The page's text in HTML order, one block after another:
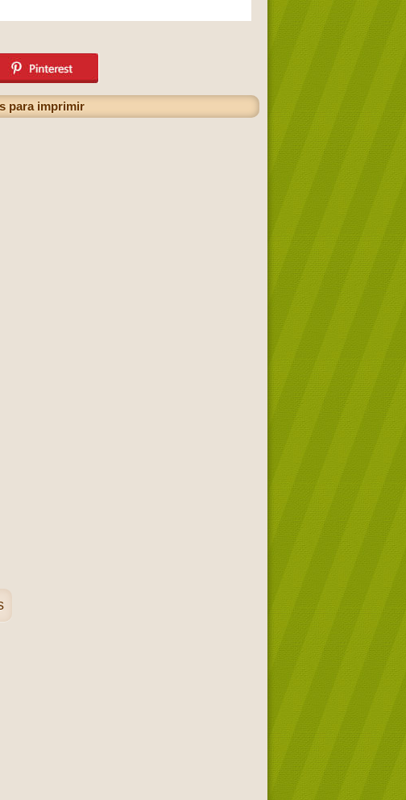
para imprimir